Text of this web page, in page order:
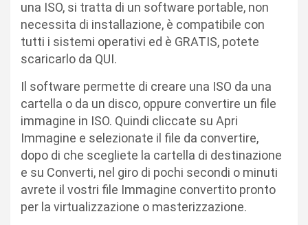
una ISO, si tratta di un software portable, non
necessita di installazione, è compatibile con
tutti i sistemi operativi ed è GRATIS, potete
scaricarlo da QUI.
Il software permette di creare una ISO da una
cartella o da un disco, oppure convertire un file
immagine in ISO. Quindi cliccate su Apri
Immagine e selezionate il file da convertire,
dopo di che scegliete la cartella di destinazione
e su Converti, nel giro di pochi secondi o minuti
avrete il vostri file Immagine convertito pronto
per la virtualizzazione o masterizzazione.